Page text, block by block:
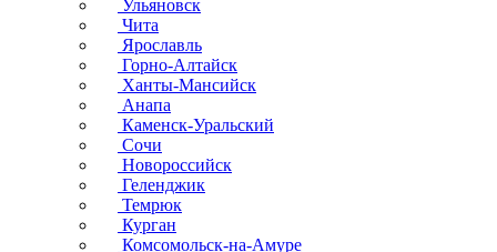
Ульяновск
Чита
Ярославль
Горно-Алтайск
Ханты-Мансийск
Анапа
Каменск-Уральский
Сочи
Новороссийск
Геленджик
Темрюк
Курган
Комсомольск-на-Амуре